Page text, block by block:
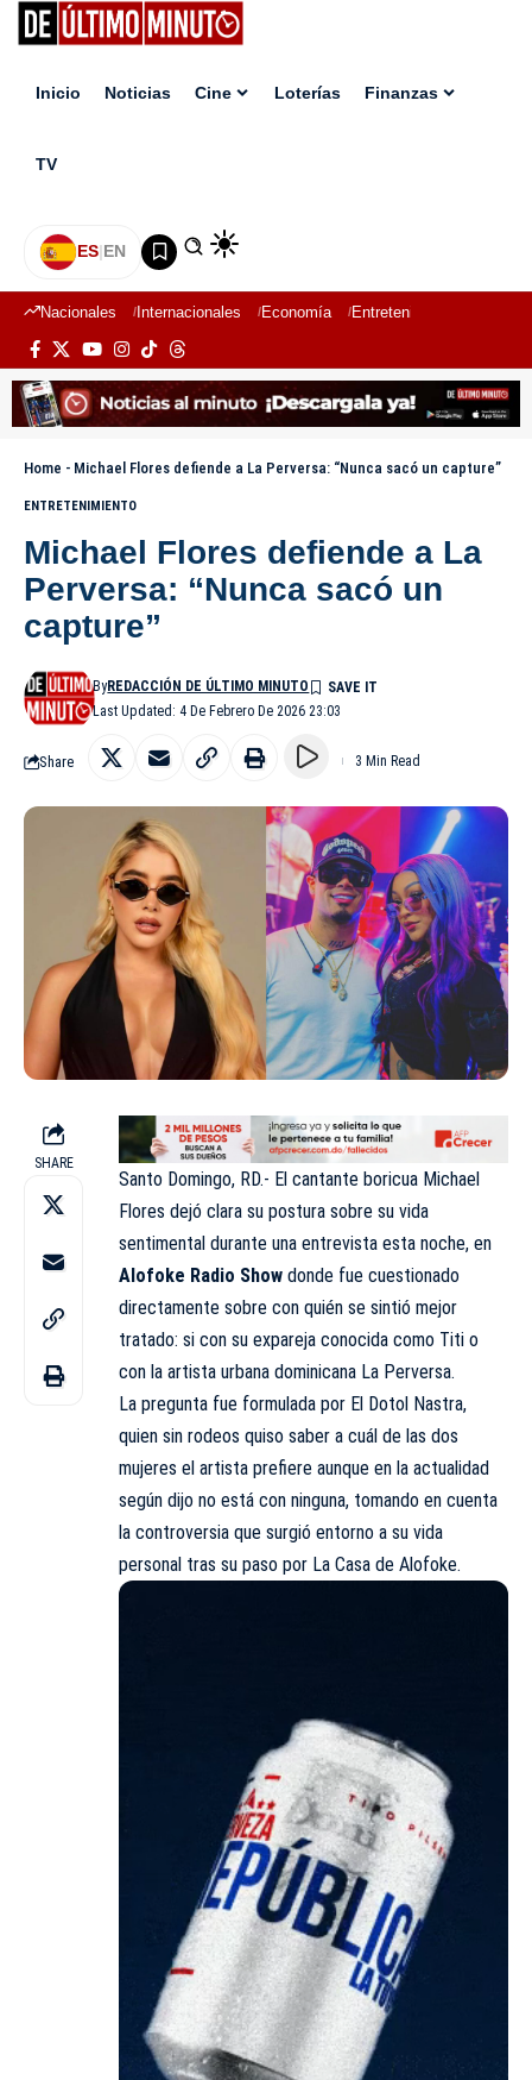
Inicio Noticias Cine Loterías Finanzas
TV
ES|EN
Nacionales Internacionales Economía Entretenimiento
Home - Michael Flores defiende a La Perversa: “Nunca sacó un capture”
ENTRETENIMIENTO
Michael Flores defiende a La
Perversa: “Nunca sacó un
capture”
Last Updated: 4 De Febrero De 2026 23:03
ByREDACCIÓN DE ÚLTIMO MINUTO
Share 3 Min Read
SHARE
Santo Domingo, RD.- El cantante boricua Michael
Flores dejó clara su postura sobre su vida
sentimental durante una entrevista esta noche, en
Alofoke Radio Show donde fue cuestionado
directamente sobre con quién se sintió mejor
tratado: si con su expareja conocida como Titi o
con la artista urbana dominicana La Perversa.
La pregunta fue formulada por El Dotol Nastra,
quien sin rodeos quiso saber a cuál de las dos
mujeres el artista prefiere aunque en la actualidad
según dijo no está con ninguna, tomando en cuenta
la controversia que surgió entorno a su vida
personal tras su paso por La Casa de Alofoke.